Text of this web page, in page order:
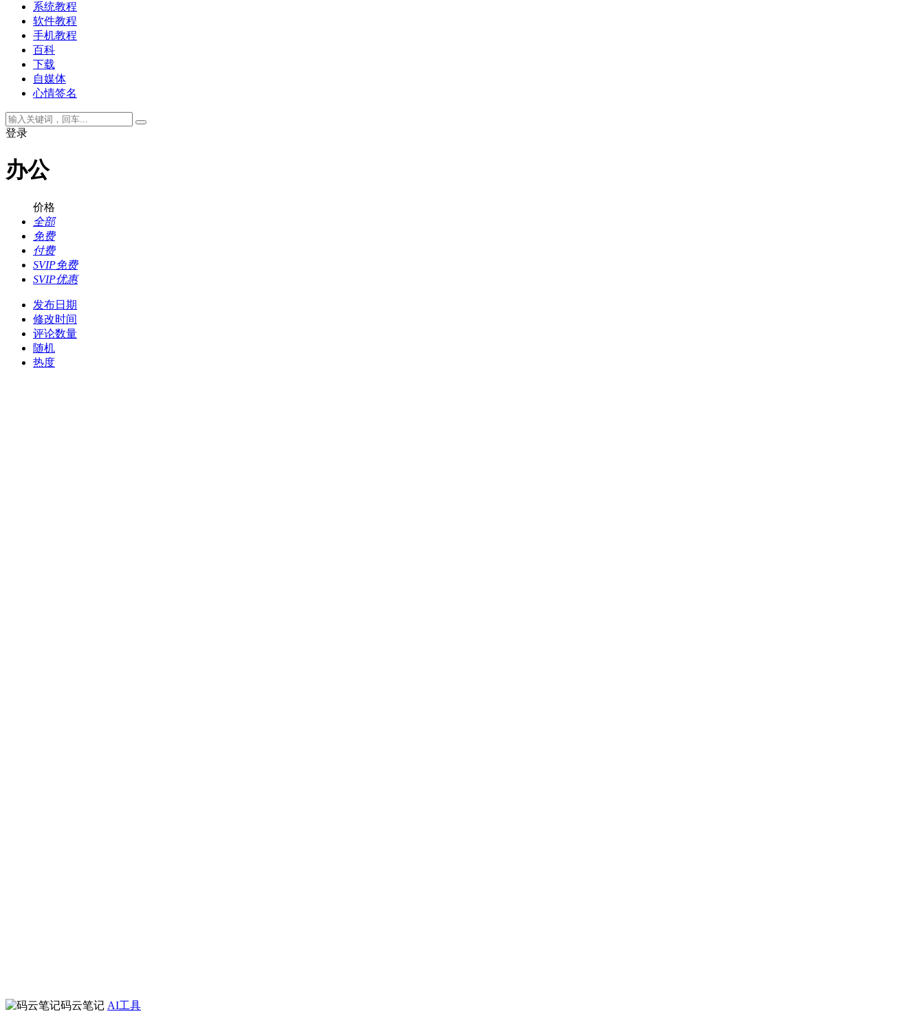
系统教程
软件教程
手机教程
百科
下载
自媒体
心情签名
登录
办公
价格
全部
免费
付费
SVIP免费
SVIP优惠
发布日期
修改时间
评论数量
随机
热度
码云笔记 AI工具